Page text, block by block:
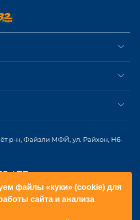
файлы «куки» (cookie) для
сайта и анализа
р-н, Файзли МФЙ, ул. Райхон, Н6-